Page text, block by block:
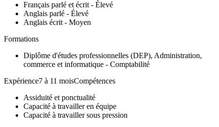
Français parlé et écrit - Élevé
Anglais parlé - Élevé
Anglais écrit - Moyen
Formations
Diplôme d'études professionnelles (DEP), Administration,
commerce et informatique - Comptabilité
Expérience7 à 11 moisCompétences
Assiduité et ponctualité
Capacité à travailler en équipe
Capacité à travailler sous pression